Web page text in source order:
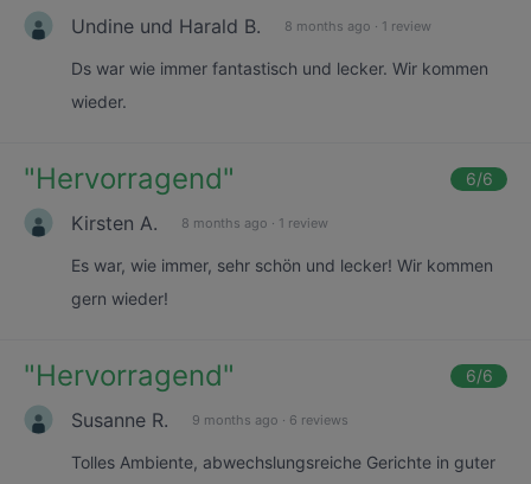
Undine und Harald B. 8 months ago · 1 review
Ds war wie immer fantastisch und lecker. Wir kommen
wieder.
"Hervorragend" 6/6
Kirsten A. 8 months ago · 1 review
Es war, wie immer, sehr schön und lecker! Wir kommen
gern wieder!
"Hervorragend" 6/6
Susanne R. 9 months ago · 6 reviews
Tolles Ambiente, abwechslungsreiche Gerichte in guter